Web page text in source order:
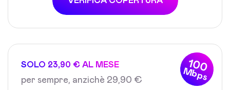
100
Mbps
SOLO 23,90 € AL MESE
per sempre, anzichè 29,90 €